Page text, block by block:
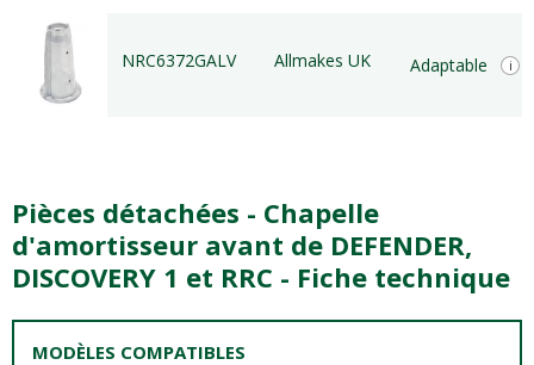
NRC6372GALV Allmakes UK Adaptable i
Pièces détachées - Chapelle
d'amortisseur avant de DEFENDER,
DISCOVERY 1 et RRC - Fiche technique
MODÈLES COMPATIBLES